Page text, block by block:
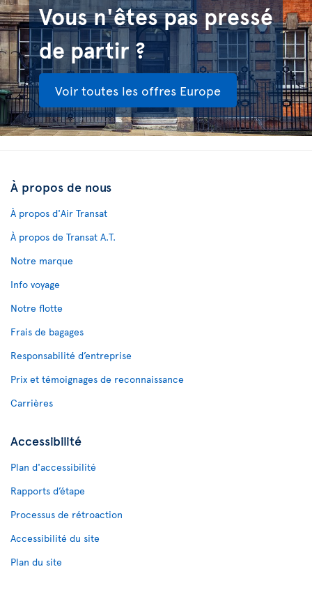
Vous n'êtes pas pressé
de partir ?
Voir toutes les offres Europe
À propos de nous
À propos d'Air Transat
À propos de Transat A.T.
Notre marque
Info voyage
Notre flotte
Frais de bagages
Responsabilité d’entreprise
Prix et témoignages de reconnaissance
Carrières
Accessibilité
Plan d'accessibilité
Rapports d’étape
Processus de rétroaction
Accessibilité du site
Plan du site